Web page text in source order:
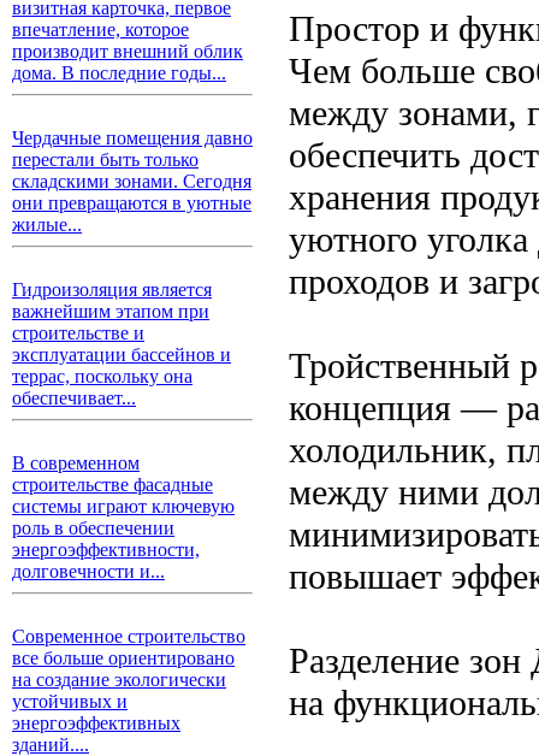
визитная карточка, первое
впечатление, которое
производит внешний облик
дома. В последние годы...
Чердачные помещения давно
перестали быть только
складскими зонами. Сегодня
они превращаются в уютные
жилые...
Гидроизоляция является
важнейшим этапом при
строительстве и
эксплуатации бассейнов и
террас, поскольку она
обеспечивает...
В современном
строительстве фасадные
системы играют ключевую
роль в обеспечении
энергоэффективности,
долговечности и...
Современное строительство
все больше ориентировано
на создание экологически
устойчивых и
энергоэффективных
зданий....
Простор и
Чем больше
между зонами,
обеспечить
хранения
уютного
проходов и
Тройственный
концепция —
холодильник,
между ними
повышает
Разделение
на